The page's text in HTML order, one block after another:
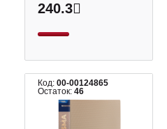
240.3
Код:00-00124865
Остаток:46